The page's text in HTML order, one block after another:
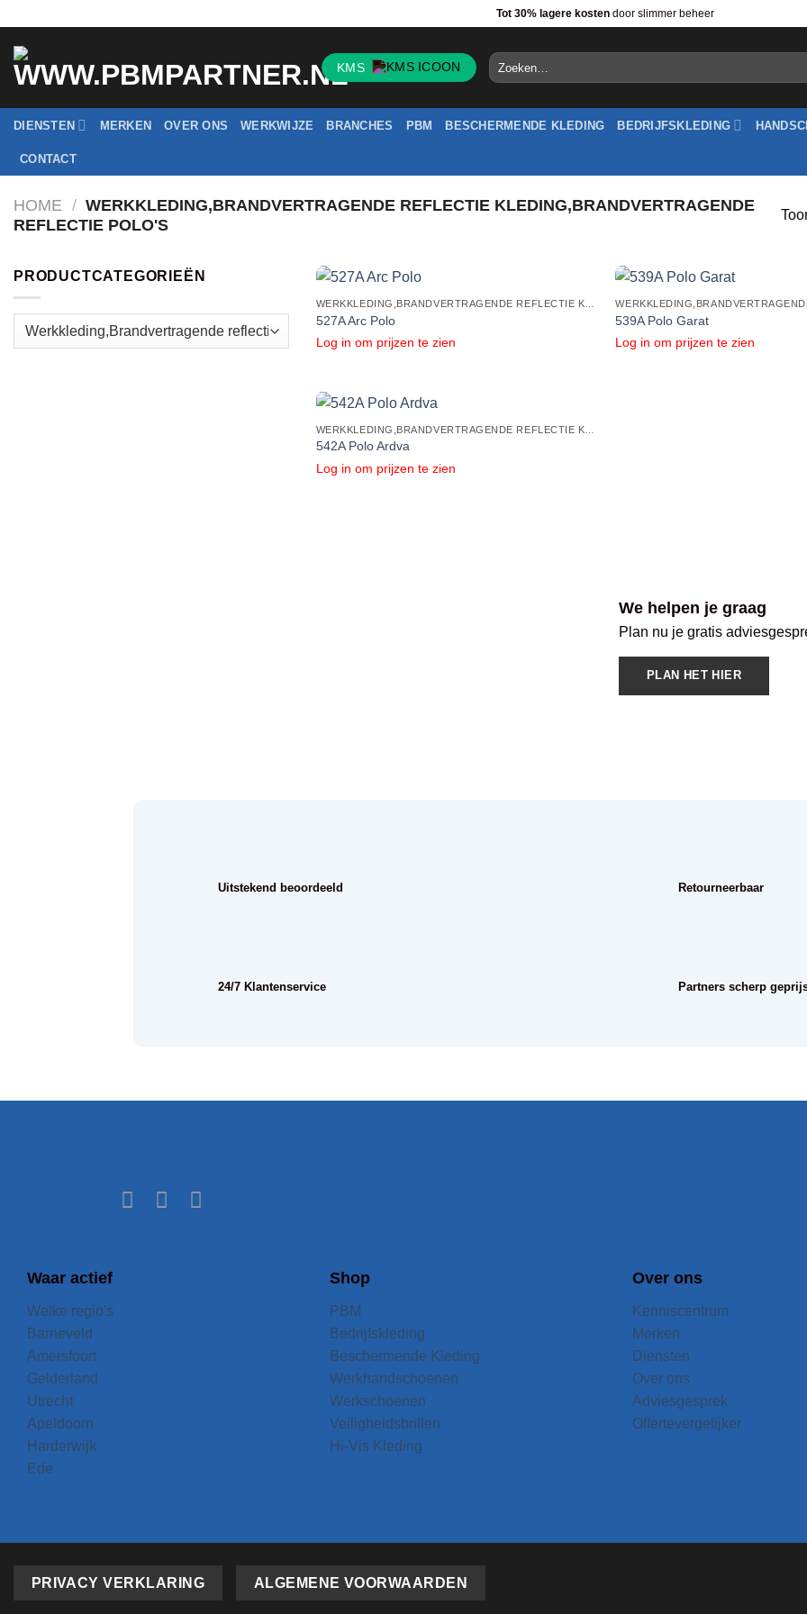
inhoud
Tot 30% lagere kosten door slimmer beheer
KMS
Zoeken
naar:
DIENSTEN MERKEN OVER ONS WERKWIJZE BRANCHES PBM BESCHERMENDE KLEDING BEDRIJFSKLEDING
CONTACT
HOME / WERKKLEDING,BRANDVERTRAGENDE REFLECTIE KLEDING,BRANDVERTRAGENDE
REFLECTIE POLO'S
PRODUCTCATEGORIEËN
527A Arc Polo
Log in om prijzen te zien
539A Polo Garat
Log in om prijzen te zien
542A Polo Ardva
Log in om prijzen te zien
We helpen je graag
Plan nu je gratis
PLAN HET HIER
Uitstekend beoordeeld
24/7 Klantenservice
Retourneerbaar
Partners scherp
Waar actief
Welke regio's
Barneveld
Amersfoort
Gelderland
Utrecht
Apeldoorn
Harderwijk
Ede
Shop
PBM
Bedrijfskleding
Beschermende Kleding
Werkhandschoenen
Werkschoenen
Veiligheidsbrillen
Hi-Vis Kleding
Over ons
Kenniscentrum
Merken
Diensten
Over ons
Adviesgesprek
Offertevergelijker
PRIVACY VERKLARING ALGEMENE VOORWAARDEN